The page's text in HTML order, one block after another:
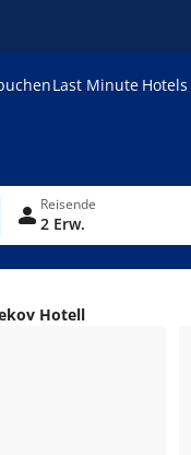
Last Minute Hotels
Reisende
2 Erw.
Hotell